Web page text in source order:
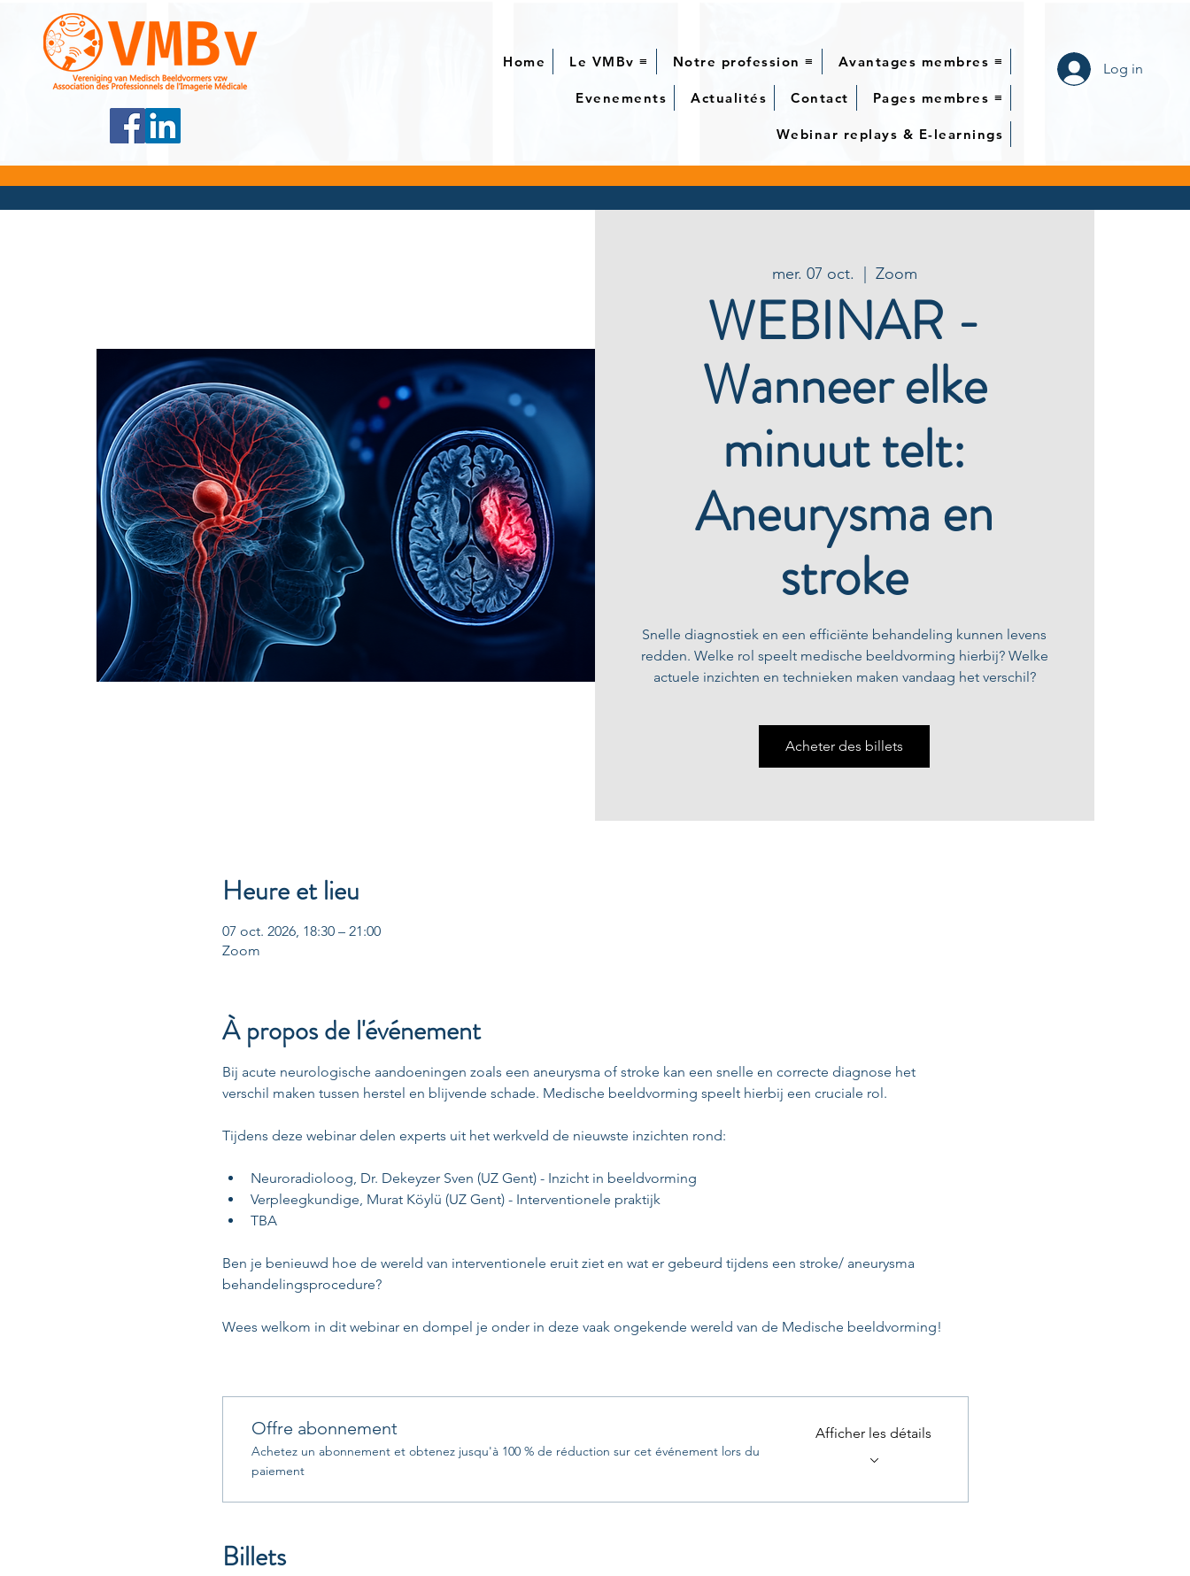
Home Le VMBv ≡ Notre profession ≡ Avantages membres ≡
Evenements Actualités Contact Pages membres ≡
Webinar replays & E-learnings
Log in
mer. 07 oct. Zoom
WEBINAR -
Wanneer elke
minuut telt:
Aneurysma en
stroke
Snelle diagnostiek en een efficiënte behandeling kunnen levens
redden. Welke rol speelt medische beeldvorming hierbij? Welke
actuele inzichten en technieken maken vandaag het verschil?
Acheter des billets
Heure et lieu
07 oct. 2026, 18:30 – 21:00
Zoom
À propos de l'événement
Bij acute neurologische aandoeningen zoals een aneurysma of stroke kan een snelle en correcte diagnose het
verschil maken tussen herstel en blijvende schade. Medische beeldvorming speelt hierbij een cruciale rol.
Tijdens deze webinar delen experts uit het werkveld de nieuwste inzichten rond:
Neuroradioloog, Dr. Dekeyzer Sven (UZ Gent) - Inzicht in beeldvorming
Verpleegkundige, Murat Köylü (UZ Gent) - Interventionele praktijk
TBA
Ben je benieuwd hoe de wereld van interventionele eruit ziet en wat er gebeurd tijdens een stroke/ aneurysma
behandelingsprocedure?
Wees welkom in dit webinar en dompel je onder in deze vaak ongekende wereld van de Medische beeldvorming!
Offre abonnement
Achetez un abonnement et obtenez jusqu'à 100 % de réduction sur cet événement lors du
paiement
Afficher les détails
Billets